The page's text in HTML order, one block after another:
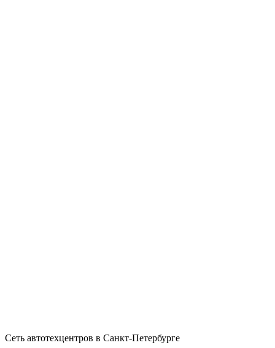
Сеть автотехцентров в Санкт-Петербурге